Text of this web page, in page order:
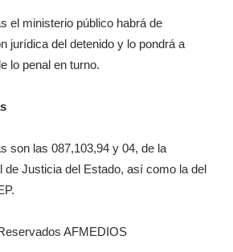
el ministerio público habrá de
jurídica del detenido y lo pondrá a
lo penal en turno.
son las 087,103,94 y 04, de la
de Justicia del Estado, así como la del
AFMEDIOS